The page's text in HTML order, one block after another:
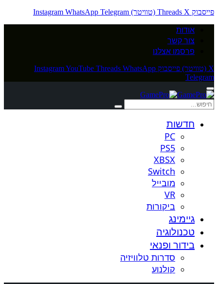
פייסבוק
Threads X (טוויטר) Instagram WhatsApp Telegram
אודות
צור קשר
פרסמו אצלנו
X (טוויטר) פייסבוק InstagramYouTube Threads WhatsApp
Telegram
חדשות
PC
PS5
XBSX
Switch
מובייל
VR
ביקורות
גיימינג
טכנולוגיה
בידור ופנאי
סדרות טלוויזיה
קולנוע